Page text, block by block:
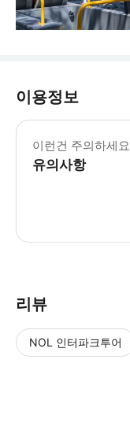
이용정보
이런건 주의하세요
유의사항
리뷰
NOL 인터파크투어